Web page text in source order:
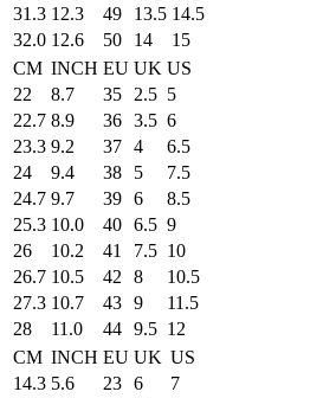
31.3 12.3 49 13.5 14.5
32.0 12.6 50 14
15
CM INCH EU UK US
22
8.7 35 2.5 5
22.7 8.9 36 3.5 6
23.3 9.2 37 4
6.5
24
9.4 38 5
7.5
24.7 9.7 39 6
8.5
25.3 10.0 40 6.5 9
26
10.2 41 7.5 10
26.7 10.5 42 8
10.5
27.3 10.7 43 9
11.5
28
11.0 44 9.5 12
CM INCH EU UK US
14.3 5.6 23 6
7